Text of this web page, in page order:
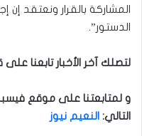
المشاركة بالقرار ونعتقد
الدستور”.
لتصلك آخر الأخبار تابعنا
و لمتابعتنا على موقع
التالي: النعيم نيوز